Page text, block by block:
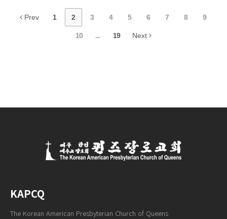
Prev 1 2 3 4 5 6 7 8 9
10 ... 19 Next
KAPCQ
The Korean American Presbyterian Church of Queens